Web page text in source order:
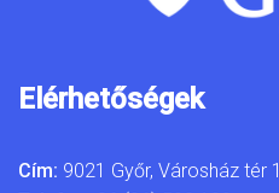
Elérhetőségek
Cím: 9021 Győr, Városház tér 1.